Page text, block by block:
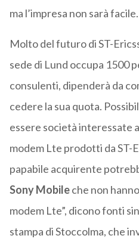
ma l’impresa non sarà facile.
Molto del futuro di ST-
sede di Lund occupa 1500
consulenti, dipenderà da
cedere la sua quota.
essere società interessate
modem Lte prodotti da ST-
papabile acquirente
Sony Mobileche non
modem Lte”, dicono fonti
stampa di Stoccolma, che